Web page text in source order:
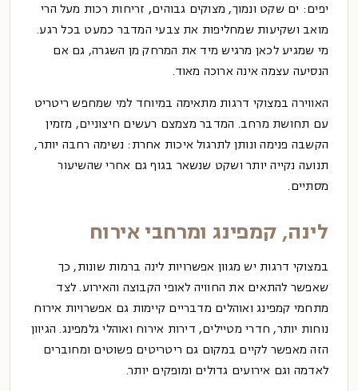
יפים: ים שקט ונמוך, מצוקים גבוהים, זריחות רכות מעל הרי
מואב ושקיעות שמחליפות את צבעי המדבר כמעט בכל רגע.
מי שמגיע לכאן מרגיש מיד את המרחק מן השגרה, גם אם
הנסיעה עצמה אינה ארוכה מאוד.
האווירה במצוקי דרגות מתאימה במיוחד למי שמחפש ריטריט
עם תחושת מרחב. המדבר מצמצם רעשים חיצוניים, מזמין
הקשבה פנימה ונותן לתרגול איכות אחרת: נשימה רחבה יותר,
תנועה נקייה יותר ושקט שנשאר בגוף גם אחרי שהשיעור
מסתיים.
לינה, קמפינג ומרחבי אירוח
במצוקי דרגות יש מגוון אפשרויות לינה ברמות שונות, כך
שאפשר להתאים את החוויה לאופי הקבוצה והאירוע. לצד
מתחמי קמפינג ואוהלים מדבריים קיימות גם אפשרויות אירוח
נוחות יותר, חדרי מטיילים, דירות אירוח ואוהלי גלמפינג. הגיוון
הזה מאפשר לקיים במקום גם ריטריטים פשוטים ומחוברים
לאדמה וגם אירועים גדולים ומופקים יותר.